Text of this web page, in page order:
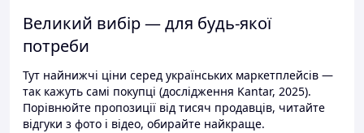
Великий вибір — для будь-якої
потреби
Тут найнижчі ціни серед українських маркетплейсів —
так кажуть самі покупці (дослідження Kantar, 2025).
Порівнюйте пропозиції від тисяч продавців, читайте
відгуки з фото і відео, обирайте найкраще.